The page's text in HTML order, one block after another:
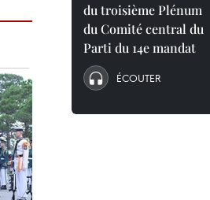
du troisième Plénum
du Comité central du
Parti du 14e mandat
ÉCOUTER